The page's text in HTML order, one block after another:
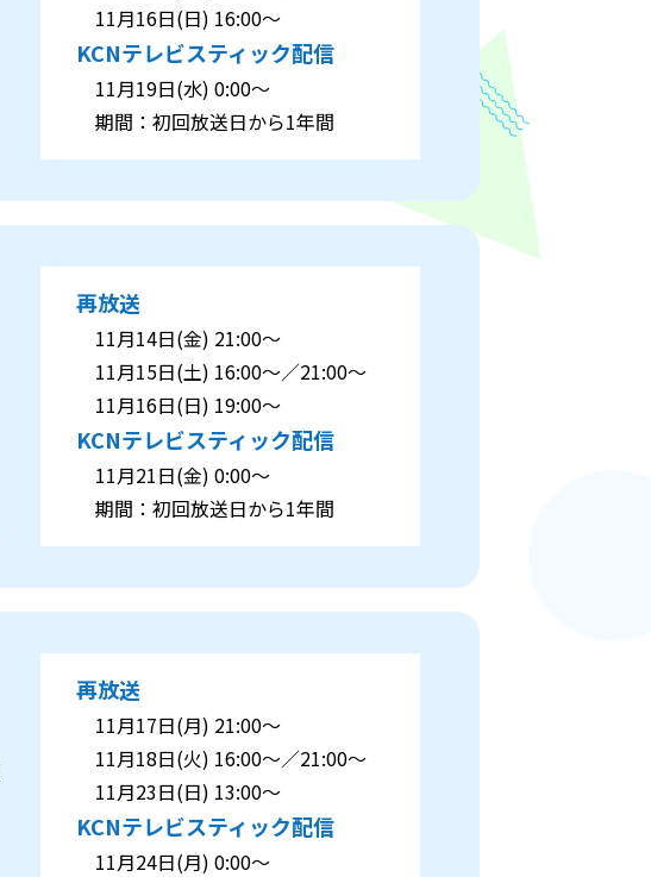
11月16日(日) 16:00～
KCNテレビスティック配信
11月19日(水) 0:00～
期間：初回放送日から1年間
再放送
11月14日(金) 21:00～
11月15日(土) 16:00～／21:00～
11月16日(日) 19:00～
KCNテレビスティック配信
11月21日(金) 0:00～
期間：初回放送日から1年間
再放送
11月17日(月) 21:00～
11月18日(火) 16:00～／21:00～
11月23日(日) 13:00～
KCNテレビスティック配信
11月24日(月) 0:00～